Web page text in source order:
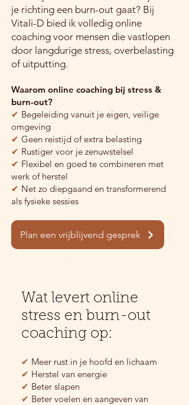
je richting een burn-out gaat? Bij
Vitali-D bied ik volledig online
coaching voor mensen die vastlopen
door langdurige stress, overbelasting
of uitputting.
Waarom online coaching bij stress &
burn-out?
✔ Begeleiding vanuit je eigen, veilige
omgeving
✔ Geen reistijd of extra belasting
✔ Rustiger voor je zenuwstelsel
✔ Flexibel en goed te combineren met
werk of herstel
✔ Net zo diepgaand en transformerend
als fysieke sessies
Plan een vrijblijvend gesprek
Wat levert online
stress en burn-out
coaching op:
✔ Meer rust in je hoofd en lichaam
✔ Herstel van energie
✔ Beter slapen
✔ Beter voelen en aangeven van